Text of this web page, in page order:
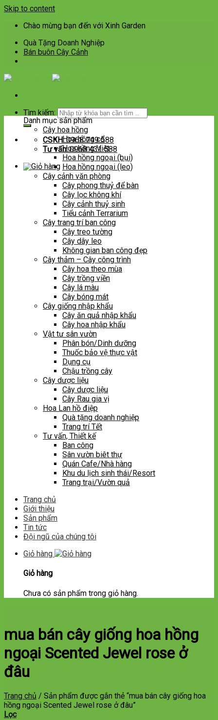
Skip to content
Chào mừng bạn đến với Xinh Garden
Quà Tặng Doanh Nghiệp
Bán buôn Cây Cảnh
Tìm kiếm:
CSKH:0968 749 588
Tư vấn:0968 431 588
Danh mục sản phẩm
Cây hoa hồng
Hoa hồng cổ
Hoa hồng Việt
Hoa hồng ngoại (bụi)
Hoa hồng ngoại (leo)
Cây cảnh văn phòng
Cây phong thuỷ để bàn
Cây lọc không khí
Cây cảnh thuỷ sinh
Tiểu cảnh Terrarium
Cây trang trí ban công
Cây treo tường
Cây dây leo
Không gian ban công đẹp
Cây thảm – Cây công trình
Cây hoa theo mùa
Cây trồng viền
Cây lá màu
Cây bóng mát
Cây giống nhập khẩu
Cây ăn quả nhập khẩu
Cây hoa nhập khẩu
Vật tư sân vườn
Phân bón/Dinh dưỡng
Thuốc bảo vệ thực vật
Dụng cụ
Chậu trồng cây
Cây dược liệu
Cây dược liệu
Cây Rau gia vị
Hoa Lan hồ điệp
Quà tặng doanh nghiệp
Trang trí Tết
Tư vấn, Thiết kế
Ban công
Sân vườn biêt thự
Quán Cafe/Nhà hàng
Khu du lịch sinh thái/Resort
Trang trại/Vườn quả
Trang chủ
Giới thiệu
Sản phẩm
Tin tức
Đội ngũ của chúng tôi
Giỏ hàng
Giỏ hàng
Chưa có sản phẩm trong giỏ hàng.
mua bán cây giống hoa hồng
ngoại Scented Jewel rose ở
đâu
Trang chủ / Sản phẩm được gắn thẻ “mua bán cây giống hoa
hồng ngoại Scented Jewel rose ở đâu”
Lọc